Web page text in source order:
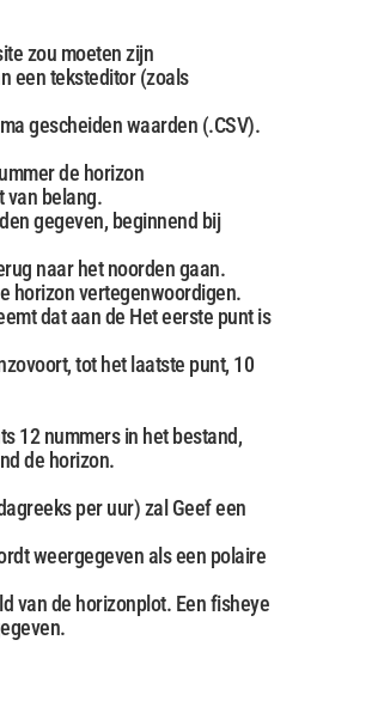
zou moeten zijn
een teksteditor (zoals
gescheiden waarden (.CSV).
de horizon
van belang.
gegeven, beginnend bij
naar het noorden gaan.
horizon vertegenwoordigen.
dat aan de Het eerste punt is
tot het laatste punt, 10
12 nummers in het bestand,
de horizon.
per uur) zal Geef een
weergegeven als een polaire
van de horizonplot. Een fisheye